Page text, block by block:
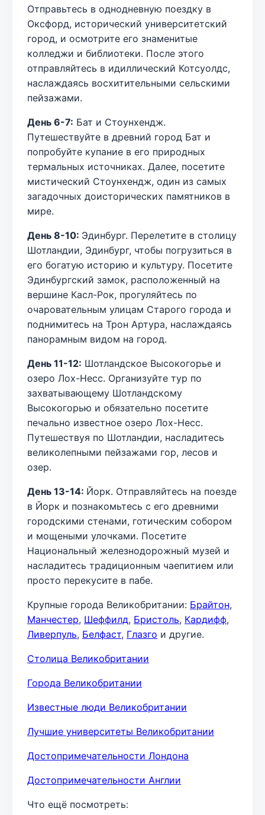
Отправьтесь в однодневную поездку в
Оксфорд, исторический университетский
город, и осмотрите его знаменитые
колледжи и библиотеки. После этого
отправляйтесь в идиллический Котсуолдс,
наслаждаясь восхитительными сельскими
пейзажами.
День 6-7: Бат и Стоунхендж.
Путешествуйте в древний город Бат и
попробуйте купание в его природных
термальных источниках. Далее, посетите
мистический Стоунхендж, один из самых
загадочных доисторических памятников в
мире.
День 8-10: Эдинбург. Перелетите в столицу
Шотландии, Эдинбург, чтобы погрузиться в
его богатую историю и культуру. Посетите
Эдинбургский замок, расположенный на
вершине Касл-Рок, прогуляйтесь по
очаровательным улицам Старого города и
поднимитесь на Трон Артура, наслаждаясь
панорамным видом на город.
День 11-12: Шотландское Высокогорье и
озеро Лох-Несс. Организуйте тур по
захватывающему Шотландскому
Высокогорью и обязательно посетите
печально известное озеро Лох-Несс.
Путешествуя по Шотландии, насладитесь
великолепными пейзажами гор, лесов и
озер.
День 13-14: Йорк. Отправляйтесь на поезде
в Йорк и познакомьтесь с его древними
городскими стенами, готическим собором
и мощеными улочками. Посетите
Национальный железнодорожный музей и
насладитесь традиционным чаепитием или
просто перекусите в пабе.
Крупные города Великобритании: Брайтон,
Манчестер, Шеффилд, Бристоль, Кардифф,
Ливерпуль, Белфаст, Глазго и другие.
Столица Великобритании
Города Великобритании
Известные люди Великобритании
Лучшие университеты Великобритании
Достопримечательности Лондона
Достопримечательности Англии
Что ещё посмотреть: